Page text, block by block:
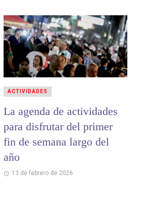
La agenda de actividades
para disfrutar del primer
fin de semana largo del
año
13 de febrero de 2026
ACTIVIDADES